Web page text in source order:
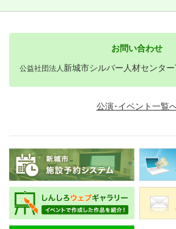
お問い合わせ
公益社団法人 新城市シルバー人材センタ
公演･イベント一覧